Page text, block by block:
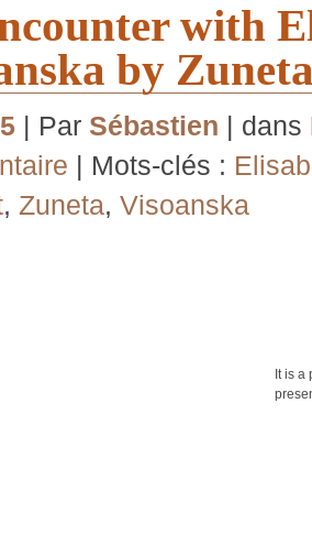
with
by
| Par Sébastien | dans
| Mots-clés :
, Zuneta, Visoanska
It is a